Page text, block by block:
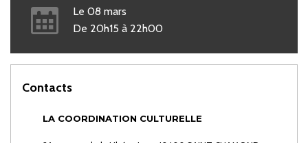
Le08 mars
De 20h15 à 22h00
Contacts
LA COORDINATION CULTURELLE